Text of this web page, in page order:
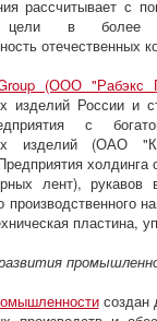
рассчитывает с
цели в более
отечественных
(ООО "Рабэкс
изделий России
с
изделий (ОАО
лент),
производственного
пластина,
создан